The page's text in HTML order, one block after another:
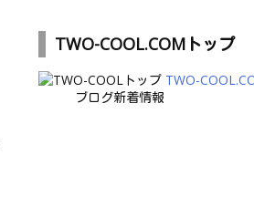
TWO-COOL.COMトップ
TWO-
ブログ新着情報